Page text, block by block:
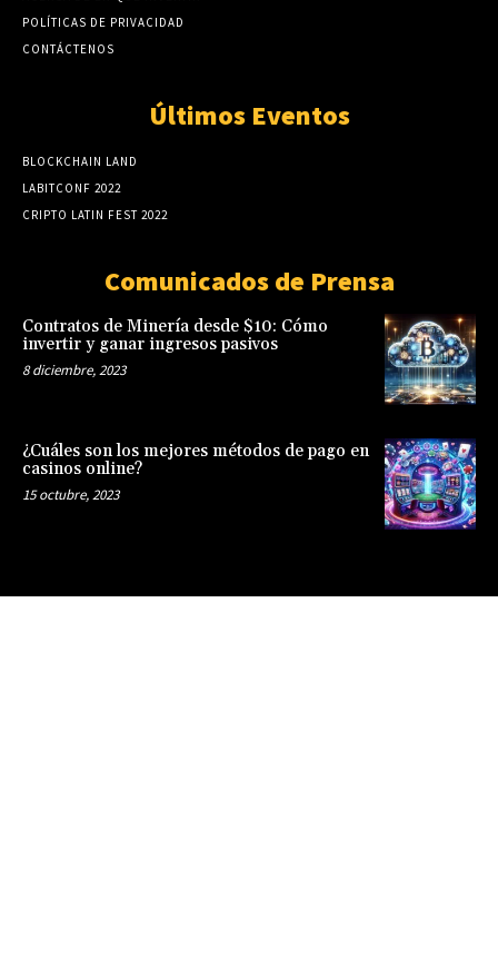
POLÍTICAS DE PRIVACIDAD
CONTÁCTENOS
Últimos Eventos
BLOCKCHAIN LAND
LABITCONF 2022
CRIPTO LATIN FEST 2022
Comunicados de Prensa
Contratos de Minería desde $10: Cómo
invertir y ganar ingresos pasivos
8 diciembre, 2023
¿Cuáles son los mejores métodos de pago en
casinos online?
15 octubre, 2023